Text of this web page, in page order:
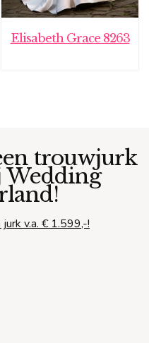
Elisabeth Grace 8263
trouwjurk
Wedding
v.a. € 1.599,-!